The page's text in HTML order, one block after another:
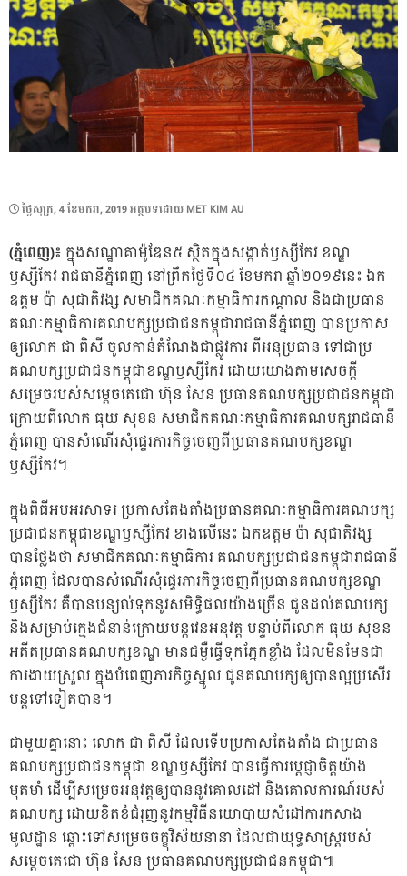
POSTED
ថ្ងៃ​សុក្រ, 4 ខែ​មករា, 2019អត្ថបទដោយ MET KIM AU
(ភ្នំពេញ)៖ ក្នុងសណ្ឋាគាម៉ូឌែន៥ ស្ថិតក្នុងសង្កាត់ឫស្សីកែវ ខណ្ឌ
ឫស្សីកែវ រាជធានីភ្នំពេញ នៅព្រឹកថ្ងៃទី០៤ ខែមករា ឆ្នាំ២០១៩នេះ ឯក
ឧត្តម ប៉ា សុជាតិវង្ស សមាជិកគណៈកម្មាធិការកណ្ដាល និងជាប្រធាន
គណៈកម្មាធិការគណបក្សប្រជាជនកម្ពុជារាជធានីភ្នំពេញ បានប្រកាស
ឲ្យលោក ជា ពិសី ចូលកាន់តំណែងជាផ្លូវការ ពីអនុប្រធាន ទៅជាប្រ
គណបក្សប្រជាជនកម្ពុជាខណ្ឌឫស្សីកែវ ដោយយោងតាមសេចក្ដី
សម្រេចរបស់សម្ដេចតេជោ ហ៊ុន សែន ប្រធានគណបក្សប្រជាជនកម្ពុជា
ក្រោយពីលោក ធុយ សុខន សមាជិកគណៈកម្មាធិការគណបក្សរាជធានី
ភ្នំពេញ បានសំណើរសុំផ្ទេរភារកិច្ចចេញពីប្រធានគណបក្សខណ្ឌ
ឫស្សីកែវ។
ក្នុងពិធីអបអរសាទរ ប្រកាសតែងតាំងប្រធានគណៈកម្មាធិការគណបក្ស
ប្រជាជនកម្ពុជាខណ្ឌឫស្សីកែវ ខាងលើនេះ ឯកឧត្តម ប៉ា សុជាតិវង្ស
បានថ្លែងថា សមាជិកគណៈកម្មាធិការ គណបក្សប្រជាជនកម្ពុជារាជធានី
ភ្នំពេញ ដែលបានសំណើរសុំផ្ទេរភារកិច្ចចេញពីប្រធានគណបក្សខណ្ឌ
ឫស្សីកែវ គឺបានបន្សល់ទុកនូវសមិទ្ធិផលយ៉ាងច្រើន ជូនដល់គណបក្ស
និងសម្រាប់ក្មេងជំនាន់ក្រោយបន្តវេនអនុវត្ត បន្ទាប់ពីលោក ធុយ សុខន
អតីតប្រធានគណបក្សខណ្ឌ មានជម្ងឺធ្វើទុកភ្នែកខ្លាំង ដែលមិនមែនជា
ការងាយស្រួល ក្នុងបំពេញភារកិច្ចស្នូល ជូនគណបក្សឲ្យបានល្អប្រសើរ
បន្តទៅទៀតបាន។
ជាមួយគ្នានោះ លោក ជា ពិសី ដែលទើបប្រកាសតែងតាំង ជាប្រធាន
គណបក្សប្រជាជនកម្ពុជា ខណ្ឌឫស្សីកែវ បានធ្វើការប្ដេជ្ញាចិត្តយ៉ាង
មុតមាំ ដើម្បីសម្រេចអនុវត្តឲ្យបាននូវគោលដៅ និងគោលការណ៍របស់
គណបក្ស ដោយខិតខំជំរុញនូវកម្មវិធីនយោបាយសំដៅការកសាង
មូលដ្ឋាន ឆ្ពោះទៅសម្រេចចក្ខុវិស័យនានា ដែលជាយុទ្ធសាស្ត្ររបស់
សម្ដេចតេជោ ហ៊ុន សែន ប្រធានគណបក្សប្រជាជនកម្ពុជា៕